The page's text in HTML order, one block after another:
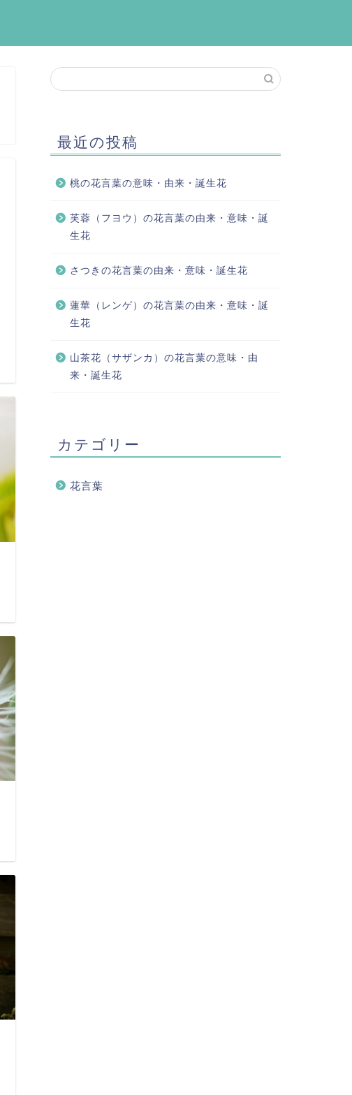
最近の投稿
桃の花言葉の意味・由来・誕生花
芙蓉（フヨウ）の花言葉の由来・意味・誕
生花
さつきの花言葉の由来・意味・誕生花
蓮華（レンゲ）の花言葉の由来・意味・誕
生花
山茶花（サザンカ）の花言葉の意味・由
来・誕生花
カテゴリー
花言葉